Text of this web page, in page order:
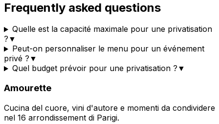
Frequently asked questions
Quelle est la capacité maximale pour une privatisation
? ▼
Peut-on personnaliser le menu pour un événement
privé ? ▼
Quel budget prévoir pour une privatisation ? ▼
Amourette
Cucina del cuore, vini d'autore e momenti da condividere
nel 16 arrondissement di Parigi.